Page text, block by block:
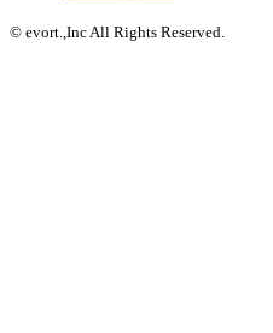
© evort.,Inc All Rights Reserved.